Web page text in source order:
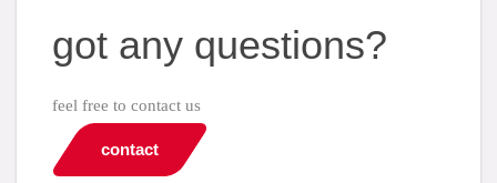
got any questions?
feel free to contact us
contact